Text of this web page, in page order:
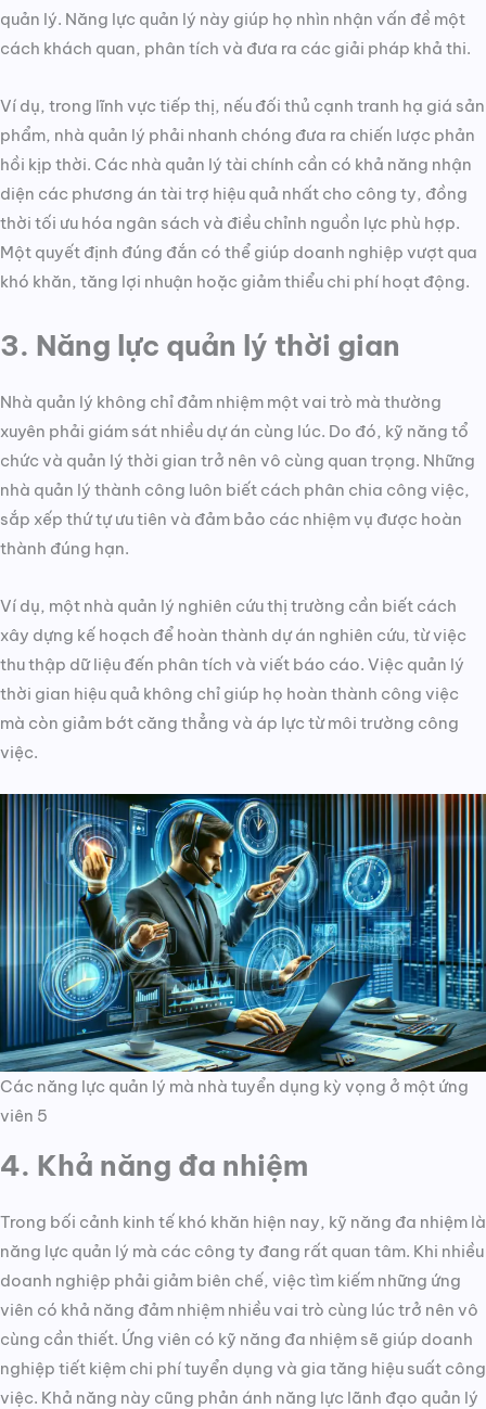
quản lý. Năng lực quản lý này giúp họ nhìn nhận vấn đề một
cách khách quan, phân tích và đưa ra các giải pháp khả thi.
Ví dụ, trong lĩnh vực tiếp thị, nếu đối thủ cạnh tranh hạ giá sản
phẩm, nhà quản lý phải nhanh chóng đưa ra chiến lược phản
hồi kịp thời. Các nhà quản lý tài chính cần có khả năng nhận
diện các phương án tài trợ hiệu quả nhất cho công ty, đồng
thời tối ưu hóa ngân sách và điều chỉnh nguồn lực phù hợp.
Một quyết định đúng đắn có thể giúp doanh nghiệp vượt qua
khó khăn, tăng lợi nhuận hoặc giảm thiểu chi phí hoạt động.
3. Năng lực quản lý thời gian
Nhà quản lý không chỉ đảm nhiệm một vai trò mà thường
xuyên phải giám sát nhiều dự án cùng lúc. Do đó, kỹ năng tổ
chức và quản lý thời gian trở nên vô cùng quan trọng. Những
nhà quản lý thành công luôn biết cách phân chia công việc,
sắp xếp thứ tự ưu tiên và đảm bảo các nhiệm vụ được hoàn
thành đúng hạn.
Ví dụ, một nhà quản lý nghiên cứu thị trường cần biết cách
xây dựng kế hoạch để hoàn thành dự án nghiên cứu, từ việc
thu thập dữ liệu đến phân tích và viết báo cáo. Việc quản lý
thời gian hiệu quả không chỉ giúp họ hoàn thành công việc
mà còn giảm bớt căng thẳng và áp lực từ môi trường công
việc.
Các năng lực quản lý mà nhà tuyển dụng kỳ vọng ở một ứng
viên 5
4. Khả năng đa nhiệm
Trong bối cảnh kinh tế khó khăn hiện nay, kỹ năng đa nhiệm là
năng lực quản lý mà các công ty đang rất quan tâm. Khi nhiều
doanh nghiệp phải giảm biên chế, việc tìm kiếm những ứng
viên có khả năng đảm nhiệm nhiều vai trò cùng lúc trở nên vô
cùng cần thiết. Ứng viên có kỹ năng đa nhiệm sẽ giúp doanh
nghiệp tiết kiệm chi phí tuyển dụng và gia tăng hiệu suất công
việc. Khả năng này cũng phản ánh năng lực lãnh đạo quản lý